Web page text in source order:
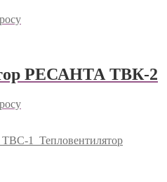
РЕСАНТА ТВК-2
ТВС-1
Тепловентилятор